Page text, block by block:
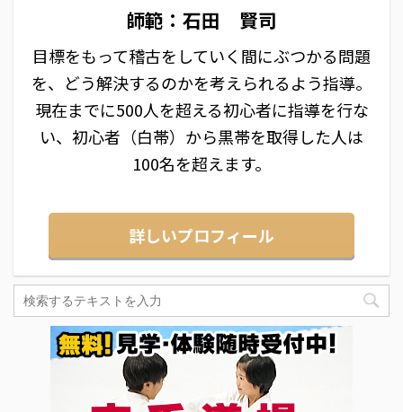
師範：石田 賢司
目標をもって稽古をしていく間にぶつかる問題
を、どう解決するのかを考えられるよう指導。
現在までに500人を超える初心者に指導を行な
い、初心者（白帯）から黒帯を取得した人は
100名を超えます。
詳しいプロフィール